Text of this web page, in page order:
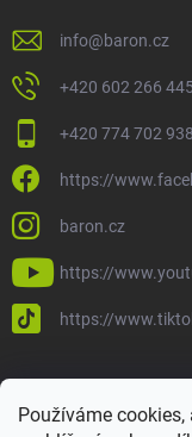
Používáme
info@baron.cz
+420 602 266
+420 774 702 938
https://
baron.cz
https://
https://